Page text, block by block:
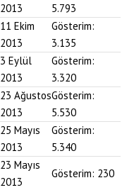
2013
5.793
11 Ekim
2013
Gösterim:
3.135
3 Eylül
2013
Gösterim:
3.320
23 Ağustos
2013
Gösterim:
5.530
25 Mayıs
2013
Gösterim:
5.340
23 Mayıs
2013
Gösterim: 230